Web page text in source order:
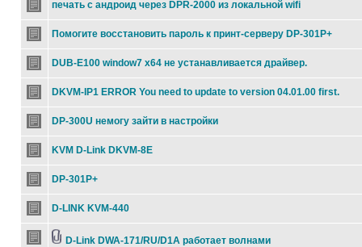
печать с андроид через DPR-2000 из локальной wifi
Помогите восстановить пароль к принт-серверу DP-301P+
DUB-E100 window7 x64 не устанавливается драйвер.
DKVM-IP1 ERROR You need to update to version 04.01.00 first.
DP-300U немогу зайти в настройки
KVM D-Link DKVM-8E
DP-301P+
D-LINK KVM-440
D-Link DWA-171/RU/D1A работает волнами